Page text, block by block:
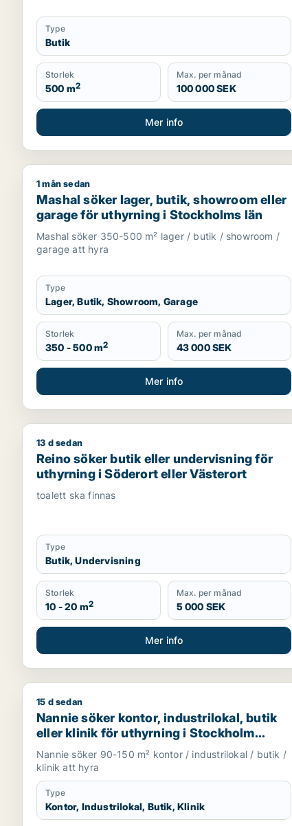
Type
Butik
Storlek
500 m2
Max. per månad
100 000 SEK
Mer info
Mashal söker lager, butik, showroom eller
1 mån sedan
Mashal söker lager, butik, showroom eller
garage för uthyrning i Stockholms län
Mashal söker 350-500 m² lager / butik / showroom /
garage att hyra
Type
Lager, Butik, Showroom, Garage
Storlek
350 - 500 m2
Max. per månad
43 000 SEK
Mer info
Reino söker butik eller undervisning för
13 d sedan
Reino söker butik eller undervisning för
uthyrning i Söderort eller Västerort
toalett ska finnas
Type
Butik, Undervisning
Storlek
10 - 20 m2
Max. per månad
5 000 SEK
Mer info
Nannie söker kontor, industrilokal, butik eller
15 d sedan
Nannie söker kontor, industrilokal, butik
eller klinik för uthyrning i Stockholm
Innerstad, Kungsholmen eller Vasastan
m.fl.
Nannie söker 90-150 m² kontor / industrilokal / butik /
klinik att hyra
Type
Kontor, Industrilokal, Butik, Klinik